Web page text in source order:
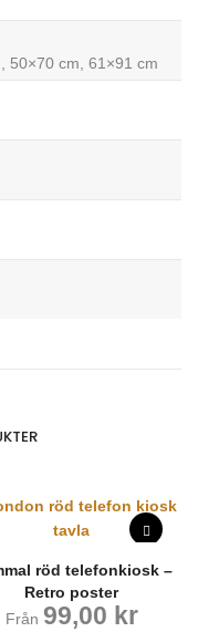
50×70 cm, 61×91 cm
röd telefonkiosk –
Retro poster
Från 99,00 kr